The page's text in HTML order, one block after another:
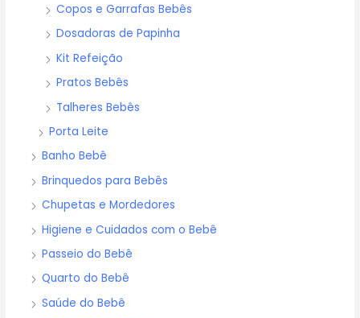
Copos e Garrafas Bebês
Dosadoras de Papinha
Kit Refeição
Pratos Bebês
Talheres Bebês
Porta Leite
Banho Bebê
Brinquedos para Bebês
Chupetas e Mordedores
Higiene e Cuidados com o Bebê
Passeio do Bebê
Quarto do Bebê
Saúde do Bebê